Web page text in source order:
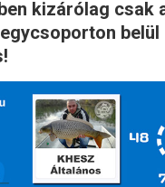
kizárólag csak
belül